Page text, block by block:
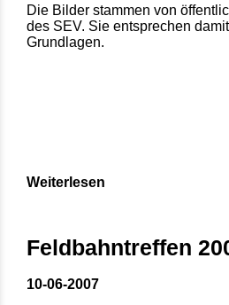
Die Bilder stammen von
des SEV. Sie entsprechen
Grundlagen.
Weiterlesen
Feldbahntreffen
10-06-2007